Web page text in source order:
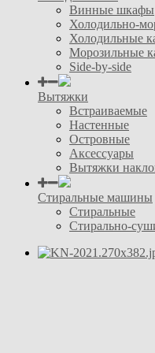
Винные шкафы
Холодильно-
Холодильные
Морозильные
Side-by-side
Вытяжки
Встраиваемые
Настенные
Островные
Аксессуары
Вытяжки
Стиральные машины
Стиральные
Стирально-